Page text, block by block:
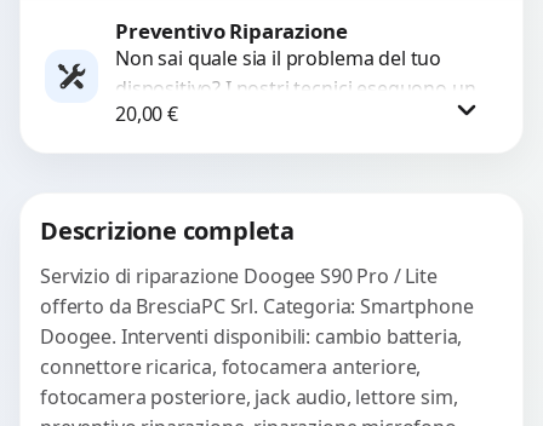
Richiedi Preventivo
WhatsApp
Preventivo Riparazione
Non sai quale sia il problema del tuo
dispositivo? I nostri tecnici eseguono un
check-up completo con strumenti
avanzati per...
20,00€
Descrizione completa
Servizio di riparazione Doogee S90 Pro / Lite
offerto da BresciaPC Srl. Categoria: Smartphone
Doogee. Interventi disponibili: cambio batteria,
connettore ricarica, fotocamera anteriore,
fotocamera posteriore, jack audio, lettore sim,